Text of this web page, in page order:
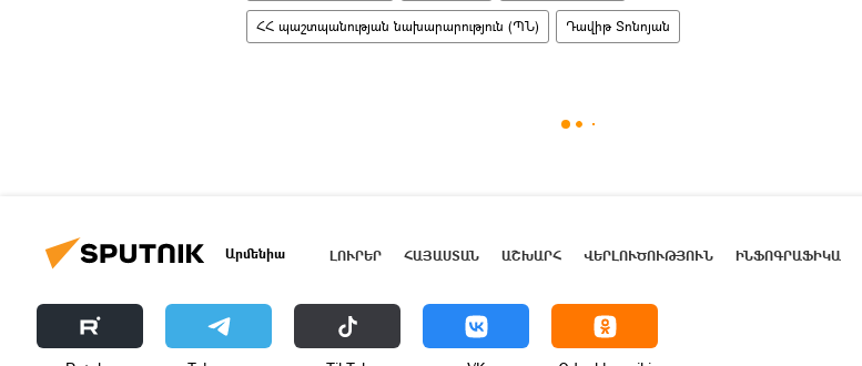
ՀՀ պաշտպանության նախարարություն (ՊՆ) Դավիթ Տոնոյան
Արմենիա ԼՈՒՐԵՐ ՀԱՅԱՍՏԱՆ ԱՇԽԱՐՀ ՎԵՐԼՈՒԾՈՒԹՅՈՒՆ ԻՆՖՈԳՐԱՖԻԿԱ